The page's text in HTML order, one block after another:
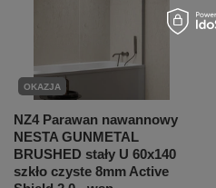
OKAZJA
NZ4 Parawan nawannowy
NESTA GUNMETAL
BRUSHED stały U 60x140
szkło czyste 8mm Active